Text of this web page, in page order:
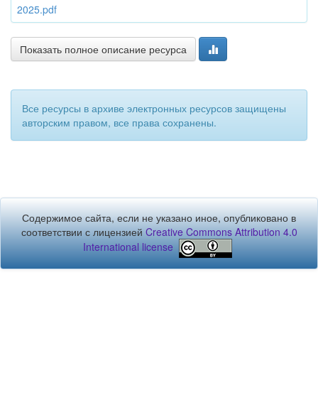
2025.pdf
Показать полное описание ресурса
Все ресурсы в архиве электронных ресурсов защищены
авторским правом, все права сохранены.
Содержимое сайта, если не указано иное, опубликовано в
соответствии с лицензиейCreative Commons Attribution 4.0
International license